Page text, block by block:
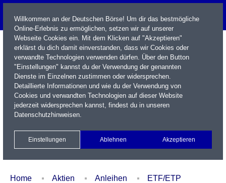
Name / WKN / ISIN / Kürzel
Xetra Realtime
Watchlist Portfolio Login
Home Aktien Anleihen
ETF/ETP
Willkommen an der Deutschen Börse! Um dir das bestmögliche
Online-Erlebnis zu ermöglichen, setzen wir auf unserer
Webseite Cookies ein. Mit dem Klicken auf "Akzeptieren"
erklärst du dich damit einverstanden, dass wir Cookies oder
verwandte Technologien verwenden dürfen. Über den Button
"Einstellungen" kannst du der Verwendung der genannten
Dienste im Einzelnen zustimmen oder widersprechen.
Detaillierte Informationen und wie du der Verwendung von
Cookies und verwandten Technologien auf dieser Website
jederzeit widersprechen kannst, findest du in unseren
Datenschutzhinweisen.
Einstellungen Ablehnen Akzeptieren